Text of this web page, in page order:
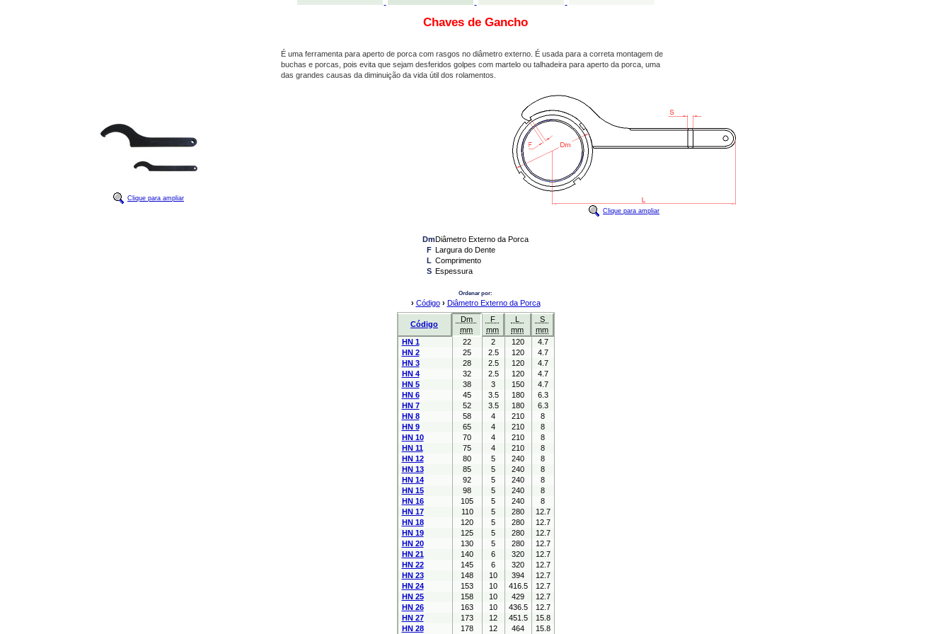
Chaves de Gancho
É uma ferramenta para aperto de porca com rasgos no diâmetro externo. É usada para a correta montagem de
buchas e porcas, pois evita que sejam desferidos golpes com martelo ou talhadeira para aperto da porca, uma
das grandes causas da diminuição da vida útil dos rolamentos.
Clique para ampliar
Clique para ampliar
DmDiâmetro Externo da Porca
F Largura do Dente
L Comprimento
S Espessura
Ordenar por:
› Código › Diâmetro Externo da Porca
Código
Dm
mm
F
mm
L
mm
S
mm
HN 1
22 2 120
4.7
HN 2
25 2.5 120
4.7
HN 3
28 2.5 120
4.7
HN 4
32 2.5 120
4.7
HN 5
38 3 150
4.7
HN 6
45 3.5 180
6.3
HN 7
52 3.5 180
6.3
HN 8
58 4 210
8
HN 9
65 4 210
8
HN 10
70 4 210
8
HN 11
75 4 210
8
HN 12
80 5 240
8
HN 13
85 5 240
8
HN 14
92 5 240
8
HN 15
98 5 240
8
HN 16
105 5 240
8
HN 17
110 5 280
12.7
HN 18
120 5 280
12.7
HN 19
125 5 280
12.7
HN 20
130 5 280
12.7
HN 21
140 6 320
12.7
HN 22
145 6 320
12.7
HN 23
148 10 394
12.7
HN 24
153 10 416.5
12.7
HN 25
158 10 429
12.7
HN 26
163 10 436.5
12.7
HN 27
173 12 451.5
15.8
HN 28
178 12 464
15.8